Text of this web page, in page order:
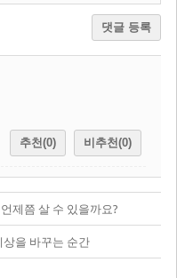
댓글 등록
추천(0) 비추천(0)
제쯤 살 수 있을까요?
을 바꾸는 순간